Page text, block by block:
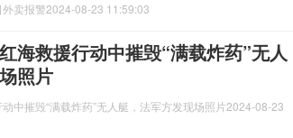
卖报警2024-08-23 11:59:03
海救援行动中摧毁“满载炸药”无人
照片
中摧毁“满载炸药”无人艇，法军方发现场照片2024-08-23